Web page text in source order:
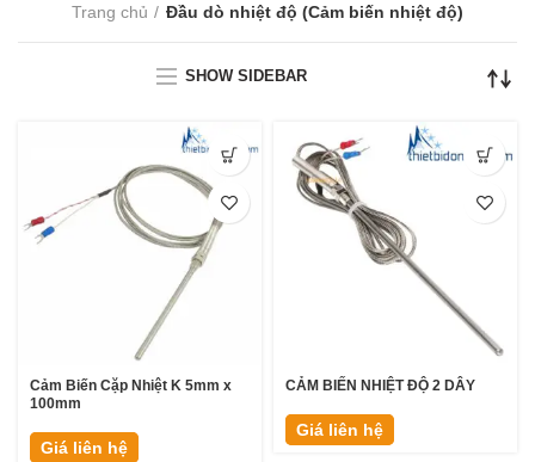
Trang chủ Đầu dò nhiệt độ (Cảm biến nhiệt độ)
SHOW SIDEBAR
Cảm Biến Cặp Nhiệt K 5mm x
100mm
Giá liên hệ
CẢM BIẾN NHIỆT ĐỘ 2 DÂY
Giá liên hệ